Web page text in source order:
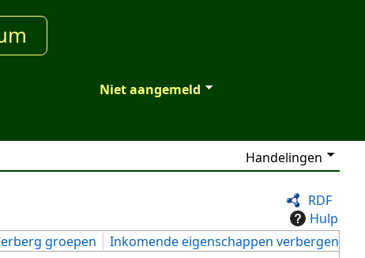
Niet aangemeld
Handelingen
RDF
Hulp
groepen
Inkomende eigenschappen verbergen